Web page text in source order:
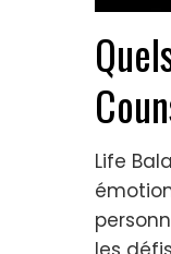
Life